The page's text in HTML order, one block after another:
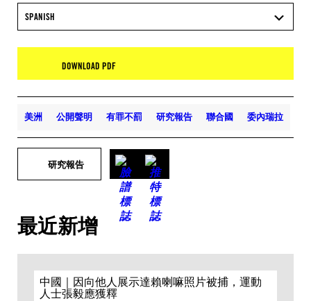
SPANISH
DOWNLOAD PDF
美洲 公開聲明 有罪不罰 研究報告 聯合國 委內瑞拉
研究報告
最近新增
中國｜因向他人展示達賴喇嘛照片被捕，運動
人士張毅應獲釋